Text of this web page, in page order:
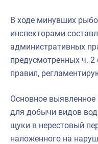
В ходе минувших
инспекторами
административных
предусмотренных ч.
правил,
Основное
для добычи видов
щуки в нерестовый
наложенного на